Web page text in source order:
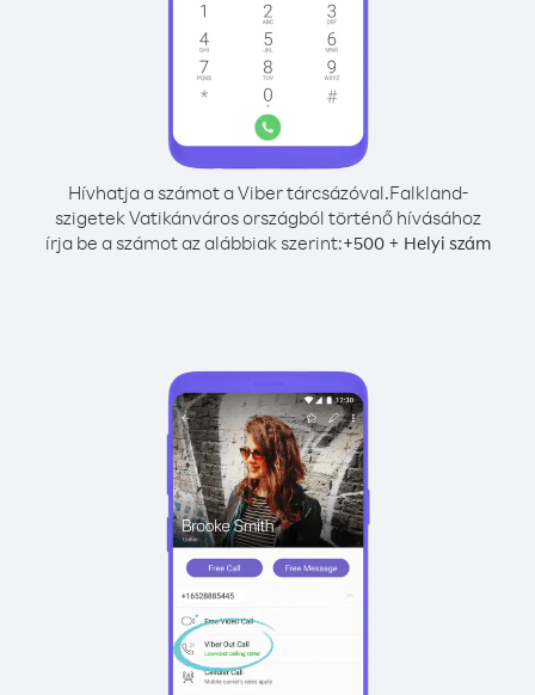
Hívhatja a számot a Viber tárcsázóval.Falkland-
szigetek Vatikánváros országból történő hívásához
írja be a számot az alábbiak szerint:+500+ Helyi szám